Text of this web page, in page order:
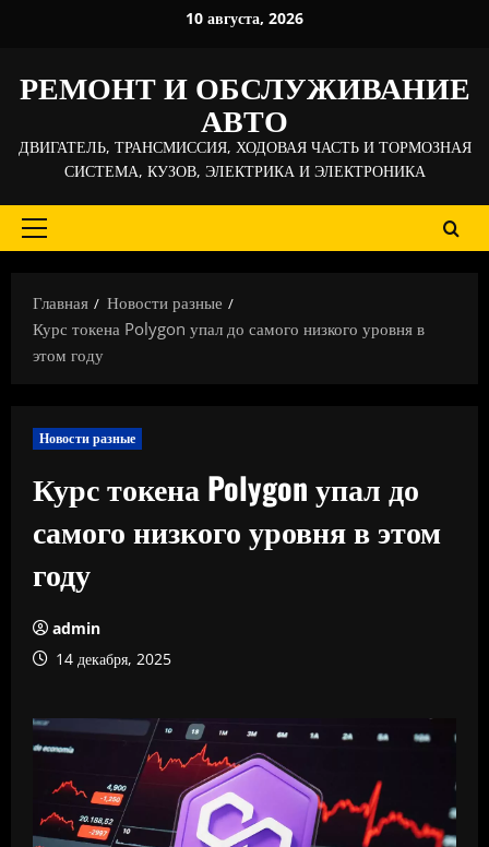
10 августа, 2026
РЕМОНТ И ОБСЛУЖИВАНИЕ
АВТО
ДВИГАТЕЛЬ, ТРАНСМИССИЯ, ХОДОВАЯ ЧАСТЬ И ТОРМОЗНАЯ
СИСТЕМА, КУЗОВ, ЭЛЕКТРИКА И ЭЛЕКТРОНИКА
Основное
Главная
Новости разные
Курс токена Polygon упал до самого низкого уровня в
этом году
Новости разные
Курс токена Polygon упал до
самого низкого уровня в этом
году
admin
14 декабря, 2025